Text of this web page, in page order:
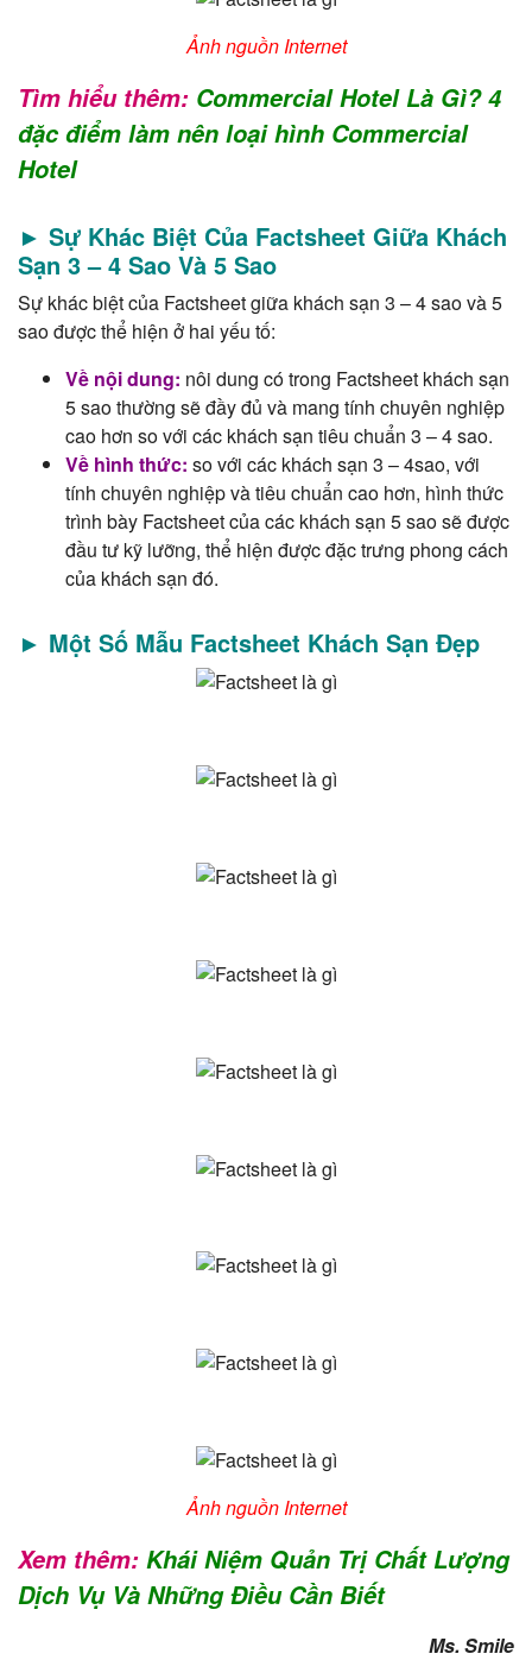
Ảnh nguồn Internet
Tìm hiểu thêm: Commercial Hotel Là Gì? 4
đặc điểm làm nên loại hình Commercial
Hotel
► Sự Khác Biệt Của Factsheet Giữa Khách
Sạn 3 – 4 Sao Và 5 Sao
Sự khác biệt của Factsheet giữa khách sạn 3 – 4 sao và 5
sao được thể hiện ở hai yếu tố:
Về nội dung: nôi dung có trong Factsheet khách sạn
5 sao thường sẽ đầy đủ và mang tính chuyên nghiệp
cao hơn so với các khách sạn tiêu chuẩn 3 – 4 sao.
Về hình thức: so với các khách sạn 3 – 4sao, với
tính chuyên nghiệp và tiêu chuẩn cao hơn, hình thức
trình bày Factsheet của các khách sạn 5 sao sẽ được
đầu tư kỹ lưỡng, thể hiện được đặc trưng phong cách
của khách sạn đó.
► Một Số Mẫu Factsheet Khách Sạn Đẹp
Ảnh nguồn Internet
Xem thêm: Khái Niệm Quản Trị Chất Lượng
Dịch Vụ Và Những Điều Cần Biết
Ms. Smile